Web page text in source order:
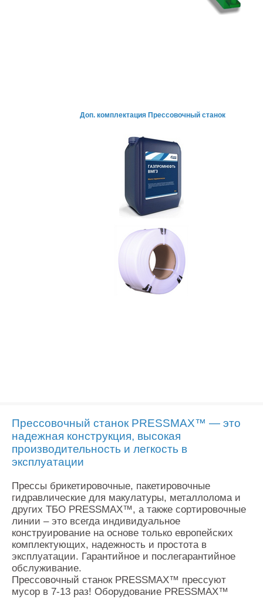
Доп. комплектация Прессовочный станок
Прессовочный станок PRESSMAX™ — это
надежная конструкция, высокая
производительность и легкость в
эксплуатации
Прессы брикетировочные, пакетировочные
гидравлические для макулатуры, металлолома и
других ТБО PRESSMAX™, а также сортировочные
линии – это всегда индивидуальное
конструирование на основе только европейских
комплектующих, надежность и простота в
эксплуатации. Гарантийное и послегарантийное
обслуживание.
Прессовочный станок PRESSMAX™ прессуют
мусор в 7-13 раз! Оборудование PRESSMAX™